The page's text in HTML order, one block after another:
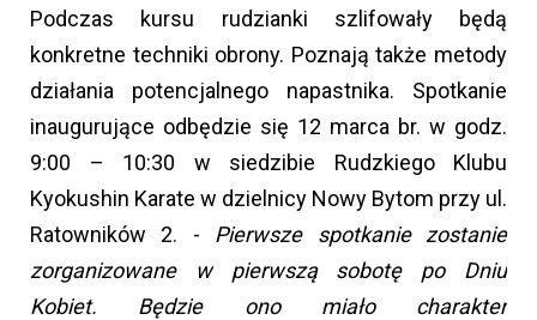
Podczas kursu rudzianki szlifowały będą
konkretne techniki obrony. Poznają także metody
działania potencjalnego napastnika. Spotkanie
inaugurujące odbędzie się 12 marca br. w godz.
9:00 – 10:30 w siedzibie Rudzkiego Klubu
Kyokushin Karate w dzielnicy Nowy Bytom przy ul.
Ratowników 2. - Pierwsze spotkanie zostanie
zorganizowane w pierwszą sobotę po Dniu
Kobiet. Będzie ono miało charakter